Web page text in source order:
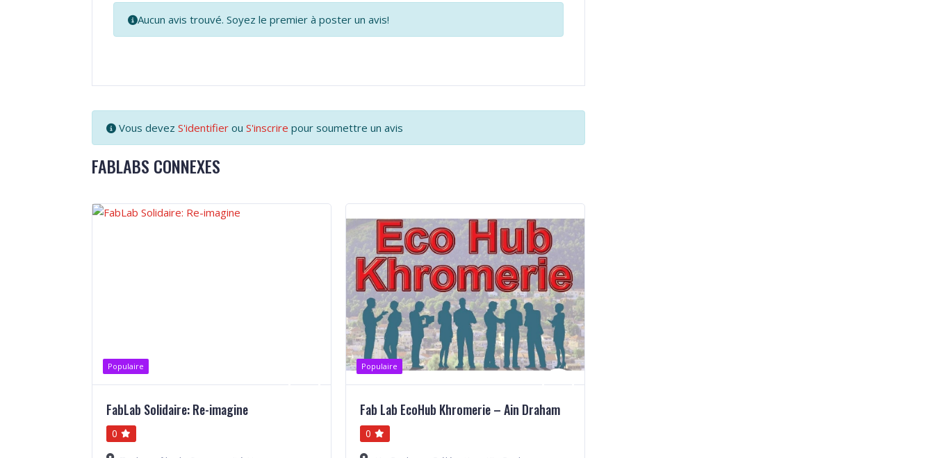
Aucun avis trouvé. Soyez le premier à poster un avis!
Vous devez S'identifier ou S'inscrire pour soumettre un avis
FABLABS CONNEXES
Populaire
FabLab Solidaire: Re-imagine
0
Populaire
Fab Lab EcoHub Khromerie – Ain Draham
0